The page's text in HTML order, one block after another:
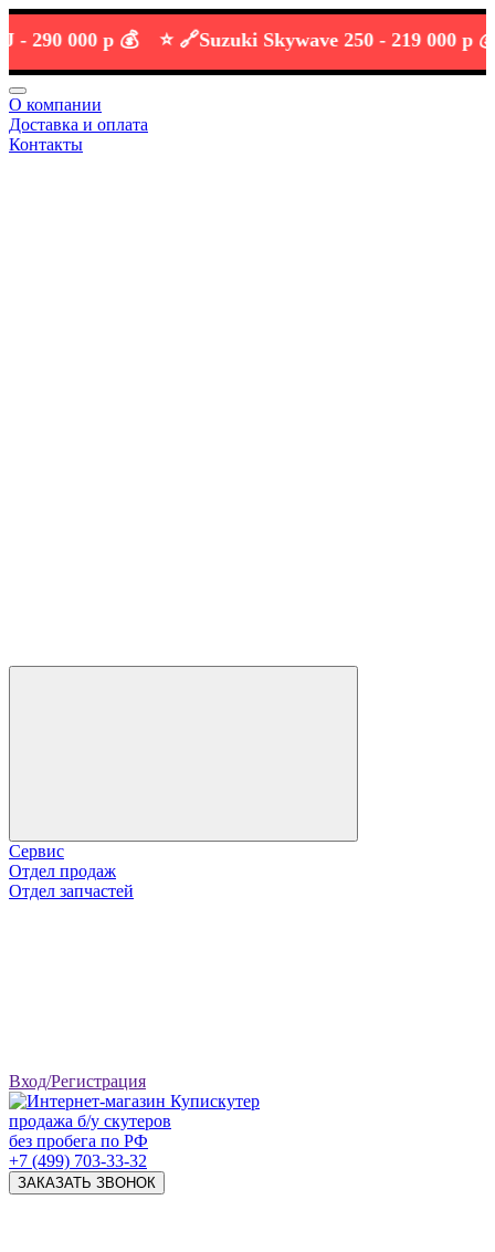
000 р 💰 ⭐️ 🔗 Suzuki Skywave 250 -219 000 р 💰
О компании
Доставка и оплата
Контакты
Сервис
Отдел продаж
Отдел запчастей
Вход/Регистрация
продажа б/у скутеров
без пробега по РФ
+7 (499) 703-33-32
ЗАКАЗАТЬ ЗВОНОК